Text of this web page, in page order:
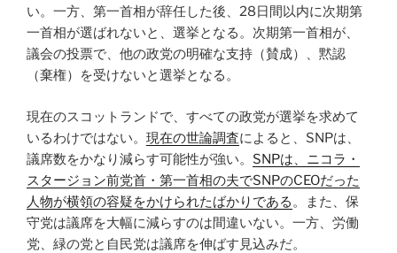
い。一方、第一首相が辞任した後、28日間以内に次期第
一首相が選ばれないと、選挙となる。次期第一首相が、
議会の投票で、他の政党の明確な支持（賛成）、黙認
（棄権）を受けないと選挙となる。
現在のスコットランドで、すべての政党が選挙を求めて
いるわけではない。 現在の世論調査によると、SNPは、
議席数をかなり減らす可能性が強い。 SNPは、ニコラ・
スタージョン前党首・第一首相の夫でSNPのCEOだった
人物が横領の容疑をかけられたばかりである。また、保
守党は議席を大幅に減らすのは間違いない。一方、労働
党、緑の党と自民党は議席を伸ばす見込みだ。